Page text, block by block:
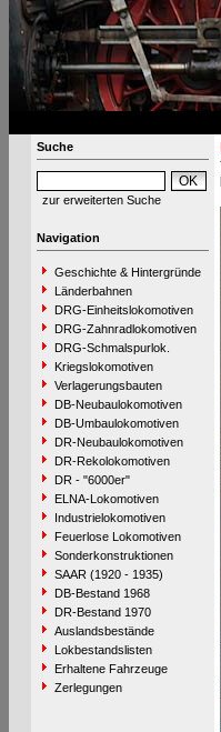
Suche
zur erweiterten Suche
Navigation
Geschichte & Hintergründe
Länderbahnen
DRG-Einheitslokomotiven
DRG-Zahnradlokomotiven
DRG-Schmalspurlok.
Kriegslokomotiven
Verlagerungsbauten
DB-Neubaulokomotiven
DB-Umbaulokomotiven
DR-Neubaulokomotiven
DR-Rekolokomotiven
DR - "6000er"
ELNA-Lokomotiven
Industrielokomotiven
Feuerlose Lokomotiven
Sonderkonstruktionen
SAAR (1920 - 1935)
DB-Bestand 1968
DR-Bestand 1970
Auslandsbestände
Lokbestandslisten
Erhaltene Fahrzeuge
Zerlegungen